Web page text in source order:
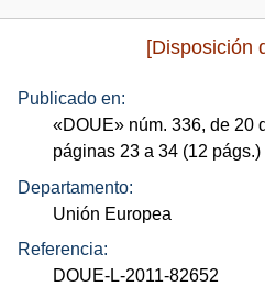
[Disposición
Publicado en:
«DOUE» núm. 336, de 20
páginas 23 a 34 (12 págs.)
Departamento:
Unión Europea
Referencia:
DOUE-L-2011-82652